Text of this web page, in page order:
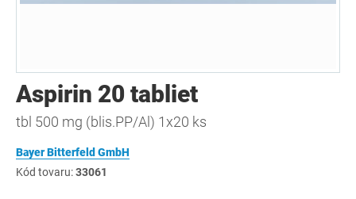
Aspirin 20 tabliet
tbl 500 mg (blis.PP/Al) 1x20 ks
Bayer Bitterfeld GmbH
Kód tovaru:33061